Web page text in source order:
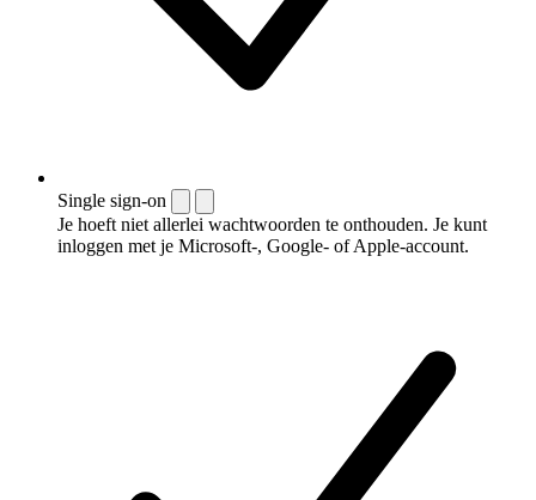
Single sign-on
Je hoeft niet allerlei wachtwoorden te onthouden. Je kunt
inloggen met je Microsoft-, Google- of Apple-account.